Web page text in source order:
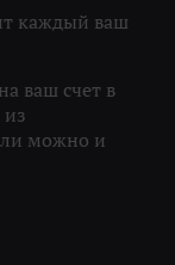
каждый ваш
ваш счет в
можно и